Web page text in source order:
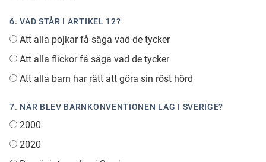
6. VAD STÅR I ARTIKEL 12?
Att alla pojkar få säga vad de tycker
Att alla flickor få säga vad de tycker
Att alla barn har rätt att göra sin röst hörd
7. NÄR BLEV BARNKONVENTIONEN LAG I SVERIGE?
2000
2020